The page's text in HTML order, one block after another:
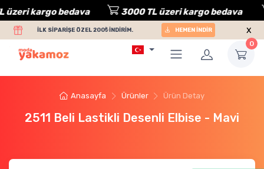
kargo bedava 3000 TL üzeri kargo bedava
İLK SİPARİŞE ÖZEL 200₺ İNDİRİM. HEMEN İNDİR x
0
Anasayfa Ürünler Ürün Detay
2511 Beli Lastikli Desenli Elbise - Mavi